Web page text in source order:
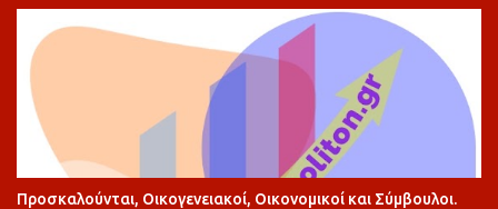
Πολύ. Εύχομαι, Υγεία και Δυνάμη, Αγάπη, Ελπίδα και Θεού Χαρά.
"Φίλος". ιμ🐬
Προσκαλούνται, Οικογενειακοί, Οικονομικοί και Σύμβουλοι.